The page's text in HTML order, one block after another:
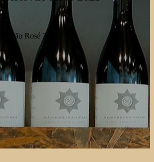
Rosé 2023